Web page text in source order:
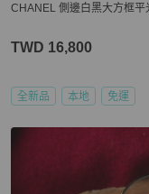
CHANEL 側邊白黑大方框平
TWD 16,800
全新品 本地 免運